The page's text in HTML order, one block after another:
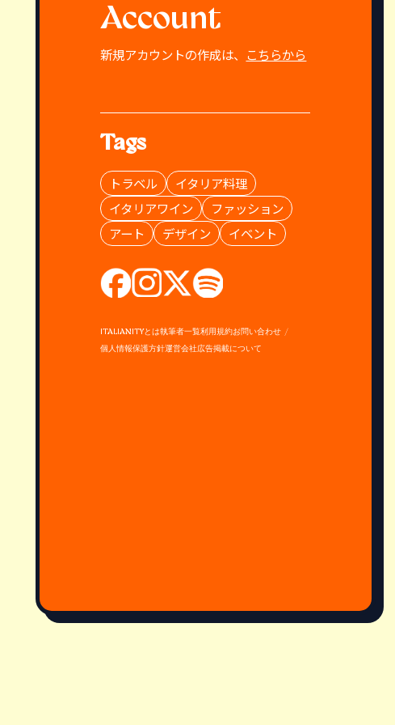
Account
新規アカウントの作成は、 こちらから
Tags
トラベル
イタリア料理
イタリアワイン
ファッション
アート
デザイン イベント
ITALIANITYとは執筆者一覧利用規約お問い合わせ
個人情報保護方針運営会社広告掲載について